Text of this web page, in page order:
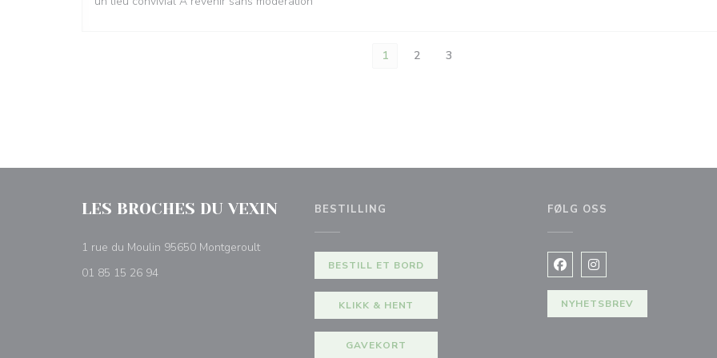
1 2 3
LES BROCHES DU VEXIN
1 rue du Moulin 95650 Montgeroult((åpner i et nytt vindu))
01 85 15 26 94
BESTILLING
BESTILL ET BORD
KLIKK & HENT
GAVEKORT
FØLG OSS
Facebook ((åpner i et nytt
Instagram ((åpner i et
NYHETSBREV